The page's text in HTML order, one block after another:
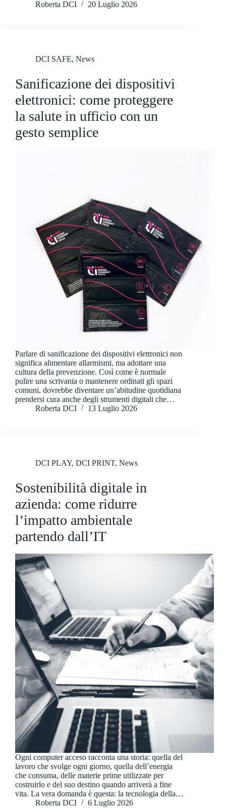
Roberta DCI 20 Luglio 2026
DCI SAFE, News
Sanificazione dei dispositivi
elettronici: come proteggere
la salute in ufficio con un
gesto semplice
Parlare di sanificazione dei dispositivi elettronici non
significa alimentare allarmismi, ma adottare una
cultura della prevenzione. Così come è normale
pulire una scrivania o mantenere ordinati gli spazi
comuni, dovrebbe diventare un’abitudine quotidiana
prendersi cura anche degli strumenti digitali che…
Roberta DCI
13 Luglio 2026
DCI PLAY, DCI PRINT, News
Sostenibilità digitale in
azienda: come ridurre
l’impatto ambientale
partendo dall’IT
Ogni computer acceso racconta una storia: quella del
lavoro che svolge ogni giorno, quella dell’energia
che consuma, delle materie prime utilizzate per
costruirlo e del suo destino quando arriverà a fine
vita. La vera domanda è questa: la tecnologia della…
Roberta DCI
6 Luglio 2026